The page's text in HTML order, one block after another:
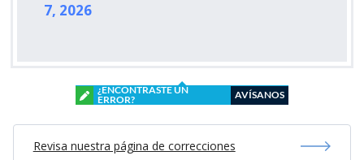
7, 2026
¿ENCONTRASTE UN
ERROR?
AVÍSANOS
Revisa nuestra página de correcciones